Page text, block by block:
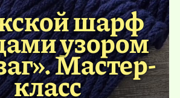
шарф
узором
Мастер-
класс